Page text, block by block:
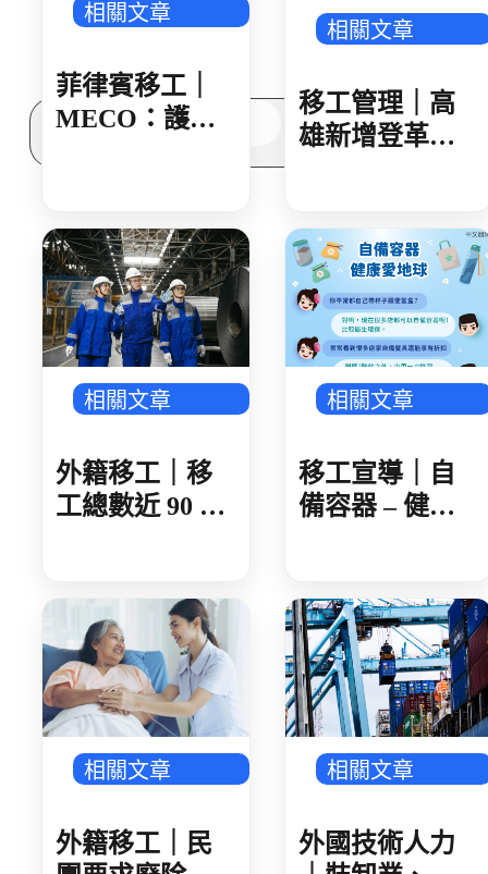
案例分享
失聯協尋
搜
相關文章
菲律賓移工｜
MECO：護照
相關文章
移工管理｜高
雄新增登革熱
據實告知旅遊
史 遭開罰 1 萬
元
相關文章
外籍移工｜移
工總數近 90 萬
頭 金屬、機械
傳產回溫
相關文章
移工宣導｜自
備容器 – 健康
相關文章
外籍移工｜民
相關文章
外國技術人力